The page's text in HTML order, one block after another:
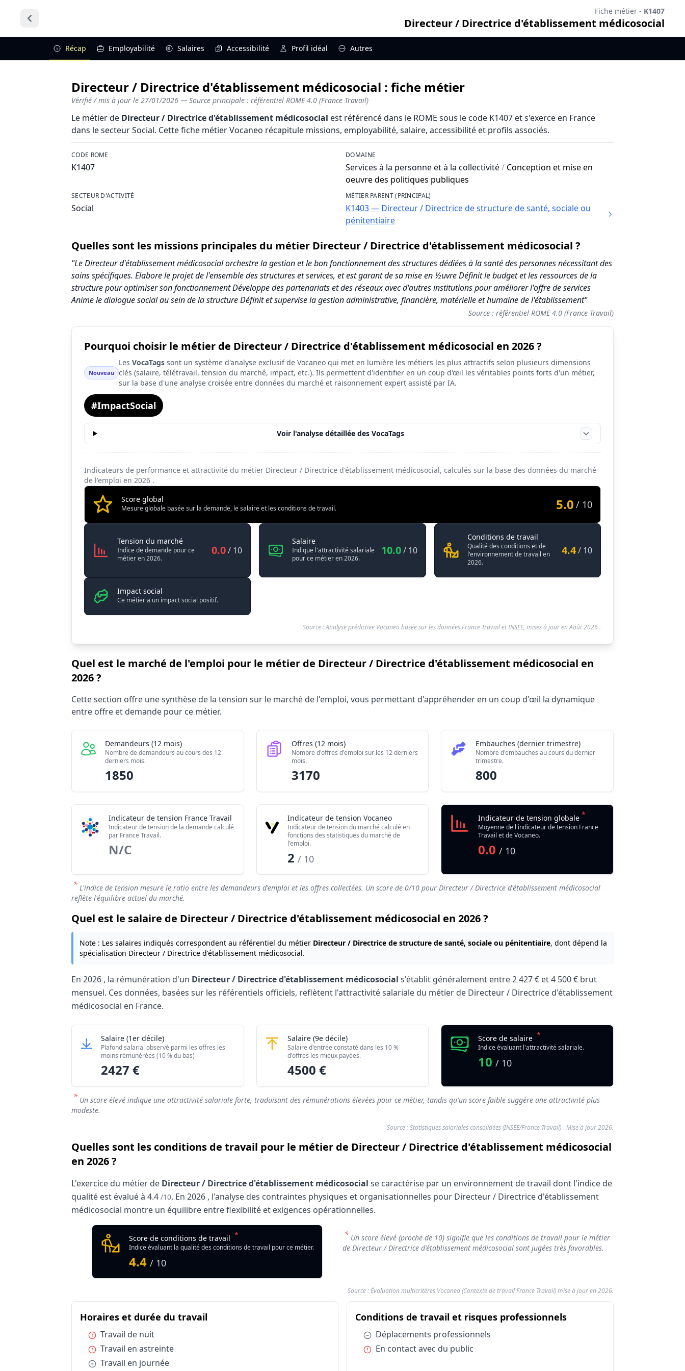
Fiche métier - K1407
Directeur / Directrice d'établissement médicosocial
Récap Employabilité Salaires Accessibilité Profil idéal Autres
Directeur / Directrice d'établissement médicosocial : fiche métier
Vérifié / mis à jour le 27/01/2026 — Source principale : référentiel ROME 4.0 (France Travail)
Le métier de Directeur / Directrice d'établissement médicosocial est référencé dans le ROME sous le code K1407 et s'exerce en France
dans le secteur Social. Cette fiche métier Vocaneo récapitule missions, employabilité, salaire, accessibilité et profils associés.
CODE ROME
K1407
DOMAINE
Services à la personne et à la collectivité/ Conception et mise en
oeuvre des politiques publiques
SECTEUR D'ACTIVITÉ
Social
MÉTIER PARENT (PRINCIPAL)
K1403 — Directeur / Directrice de structure de santé, sociale ou
pénitentiaire
Quelles sont les missions principales du métier Directeur / Directrice d'établissement médicosocial ?
"Le Directeur d'établissement médicosocial orchestre la gestion et le bon fonctionnement des structures dédiées à la santé des personnes nécessitant des
soins spécifiques. Elabore le projet de l'ensemble des structures et services, et est garant de sa mise en ½uvre Définit le budget et les ressources de la
structure pour optimiser son fonctionnement Développe des partenariats et des réseaux avec d'autres institutions pour améliorer l'offre de services
Anime le dialogue social au sein de la structure Définit et supervise la gestion administrative, financière, matérielle et humaine de l'établissement"
Source : référentiel ROME 4.0 (France Travail)
Pourquoi choisir le métier de Directeur / Directrice d'établissement médicosocial en 2026 ?
Nouveau
Les VocaTags sont un système d'analyse exclusif de Vocaneo qui met en lumière les métiers les plus attractifs selon plusieurs dimensions
clés (salaire, télétravail, tension du marché, impact, etc.). Ils permettent d'identifier en un coup d'œil les véritables points forts d'un métier,
sur la base d'une analyse croisée entre données du marché et raisonnement expert assisté par IA.
#ImpactSocial
Voir l'analyse détaillée des VocaTags
Indicateurs de performance et attractivité du métier Directeur / Directrice d'établissement médicosocial, calculés sur la base des données du marché
de l'emploi en 2026 .
Score global
Mesure globale basée sur la demande, le salaire et les conditions de travail. 5.0 / 10
Synthèse des scores du métier Directeur / Directrice d'établissement médicosocial
Indicateur
Score (sur 10)
Attractivité globale
5.0
Tension du marché
Salaire
10.0
Conditions de travail
4.4
Tension du marchéDirecteur / Directrice d'établissement médicosocial
Indice de demande pour ce
métier en 2026.
0.0/ 10
SalaireDirecteur / Directrice d'établissement médicosocial
Indique l'attractivité salariale
pour ce métier en 2026.
10.0/ 10
Conditions de travailDirecteur / Directrice d'établissement
Qualité des conditions et de
l'environnement de travail en
2026.
4.4/ 10
Impact social
Ce métier a un impact social positif.
Source : Analyse prédictive Vocaneo basée sur les données France Travail et INSEE, mises à jour enAoût 2026.
Quel est le marché de l'emploi pour le métier de Directeur / Directrice d'établissement médicosocial en
2026 ?
Statistiques recrutement Directeur / Directrice d'établissement médicosocial 2026
Indicateur
Offres publiées (12 mois)
Embauches constatées
800
Indice de tension globale
0/10
Cette section offre une synthèse de la tension sur le marché de l'emploi, vous permettant d'appréhender en un coup d'œil la dynamique
entre offre et demande pour ce métier.
Demandeurs (12 mois)
Nombre de demandeurs au cours des 12
derniers mois.
1850
Offres (12 mois)
Nombre d'offres d'emploi sur les 12 derniers
mois.
3170
Embauches (dernier trimestre)
Nombre d'embauches au cours du dernier
trimestre.
800
Indicateur de tension France Travail
Indicateur de tension de la demande calculé
par France Travail.
N/C
Indicateur de tension Vocaneo
Indicateur de tension du marché calculé en
fonctions des statistiques du marché de
l'emploi.
2/ 10
Indicateur de tension globale *
Moyenne de l'indicateur de tension France
Travail et de Vocaneo.
0.0/ 10
* L'indice de tension mesure le ratio entre les demandeurs d'emploi et les offres collectées. Un score de 0/10 pour Directeur / Directrice d'établissement médicosocial
reflète l'équilibre actuel du marché.
Quel est le salaire de Directeur / Directrice d'établissement médicosocial en 2026 ?
Note : Les salaires indiqués correspondent au référentiel du métier Directeur / Directrice de structure de santé, sociale ou pénitentiaire, dont dépend la
spécialisation Directeur / Directrice d'établissement médicosocial.
En 2026 , la rémunération d'un Directeur / Directrice d'établissement médicosocial s'établit généralement entre2 427 € et4 500 € brut
mensuel. Ces données, basées sur les référentiels officiels, reflètent l'attractivité salariale du métier de Directeur / Directrice d'établissement
médicosocial en France.
Grille salariale Directeur / Directrice d'établissement médicosocial 2026
Niveau de salaire (Déciles)
Montant mensuel brut
Salaire minimum (10% les moins rémunérés)
Salaire maximum (10% les mieux rémunérés)
Salaire Directeur / Directrice d'établissement médicosocial
(1er décile)
Plafond salarial observé parmi les offres les
moins rémunérées (10 % du bas)
2427 €
SalaireDirecteur / Directrice d'établissement médicosocial
(9e décile)
Salaire d'entrée constaté dans les 10 %
d'offres les mieux payées.
4500 €
Score de salaire *
Indice évaluant l'attractivité salariale.
10/ 10
* Un score élevé indique une attractivité salariale forte, traduisant des rémunérations élevées pour ce métier, tandis qu'un score faible suggère une attractivité plus
modeste.
Source : Statistiques salariales consolidées (INSEE/France Travail) - Mise à jour 2026.
Quelles sont les conditions de travail pour le métier de Directeur / Directrice d'établissement médicosocial
en 2026 ?
L'exercice du métier de Directeur / Directrice d'établissement médicosocial se caractérise par un environnement de travail dont l'indice de
qualité est évalué à 4.4 /10. En 2026 , l'analyse des contraintes physiques et organisationnelles pour Directeur / Directrice d'établissement
médicosocial montre un équilibre entre flexibilité et exigences opérationnelles.
Analyse des conditions de travail : Directeur / Directrice d'établissement médicosocial
Indicateur
Note de confort
Qualité globale de l'environnement Directeur / Directrice d'établissement médicosocial
Score de conditions de travail * Directeur / Directrice d'établissement médicosocial
Indice évaluant la qualité des conditions de travail pour ce métier.
4.4 / 10
* Un score élevé (proche de 10) signifie que les conditions de travail pour le métier
de Directeur / Directrice d'établissement médicosocial sont jugées très favorables.
Source : Évaluation multicritères Vocaneo (Contexte de travail France Travail) mise à jour en 2026.
Résumé des conditions d'exercice : Directeur / Directrice d'établissement médicosocial (Données 2026)
Catégorie
Facteur d'influence
Impact sur la pénibilité
Horaires et durée du travail
Horaires et durée du travail
Horaires et durée du travail
Horaires et durée du travaildu métier Directeur / Directrice d'établissement médicosocial
Condition :
Travail de nuit
Condition :
Travail en astreinte
Condition :
Travail en journée
Conditions de travail et risques professionnelsdu métier Directeur /
Condition :
Déplacements professionnels
Condition :
En contact avec du public